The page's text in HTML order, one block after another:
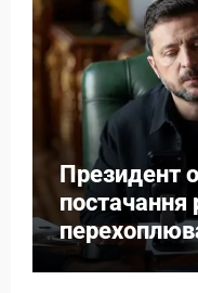
Президент
постачання